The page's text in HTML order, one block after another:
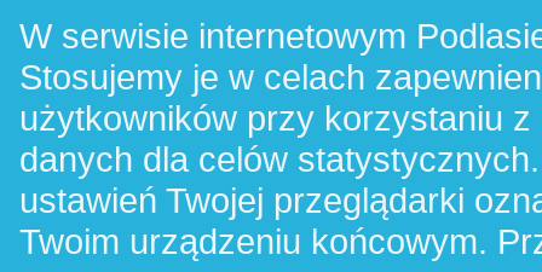
W serwisie internetowym
Stosujemy je w celach
użytkowników przy korzystaniu
danych dla celów
ustawień Twojej przeglądarki
Twoim urządzeniu końcowym.